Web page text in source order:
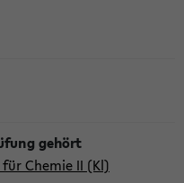
Chemie II (Kl)